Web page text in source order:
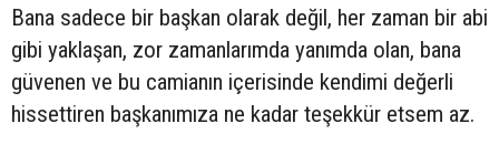
Bana sadece bir başkan olarak değil, her zaman bir abi
gibi yaklaşan, zor zamanlarımda yanımda olan, bana
güvenen ve bu camianın içerisinde kendimi değerli
hissettiren başkanımıza ne kadar teşekkür etsem az.